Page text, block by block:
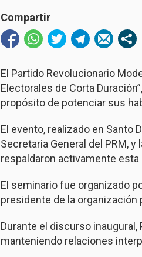
Compartir
El Partido Revolucionario
Electorales de Corta
propósito de potenciar sus
El evento, realizado en Santo
Secretaria General del PRM,
respaldaron activamente esta
El seminario fue organizado
presidente de la organización
Durante el discurso
manteniendo relaciones